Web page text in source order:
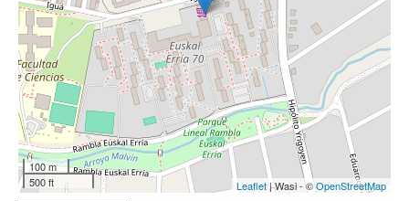
100 m
500 ft
Leaflet| Wasi - ©OpenStreetMap